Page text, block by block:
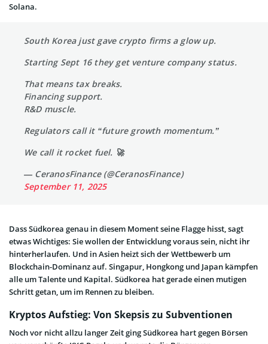
Solana.
South Korea just gave crypto firms a glow up.
Starting Sept 16 they get venture company status.
That means tax breaks.
Financing support.
R&D muscle.
Regulators call it “future growth momentum.”
We call it rocket fuel. 🚀
— CeranosFinance (@CeranosFinance)
September 11, 2025
Dass Südkorea genau in diesem Moment seine Flagge hisst, sagt
etwas Wichtiges: Sie wollen der Entwicklung voraus sein, nicht ihr
hinterherlaufen. Und in Asien heizt sich der Wettbewerb um
Blockchain-Dominanz auf. Singapur, Hongkong und Japan kämpfen
alle um Talente und Kapital. Südkorea hat gerade einen mutigen
Schritt getan, um im Rennen zu bleiben.
Kryptos Aufstieg: Von Skepsis zu Subventionen
Noch vor nicht allzu langer Zeit ging Südkorea hart gegen Börsen